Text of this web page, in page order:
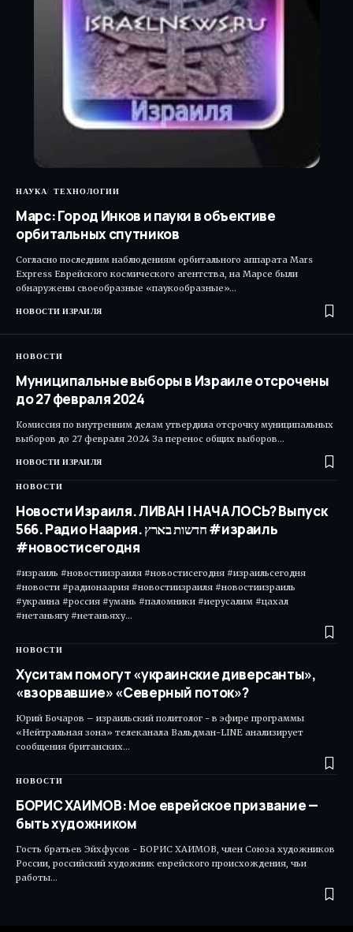
НАУКА ТЕХНОЛОГИИ
Марс: Город Инков и пауки в объективе
орбитальных спутников
Согласно последним наблюдениям орбитального аппарата Mars
Express Еврейского космического агентства, на Марсе были
обнаружены своеобразные «паукообразные»…
НОВОСТИ ИЗРАИЛЯ
НОВОСТИ
Муниципальные выборы в Израиле отсрочены
до 27 февраля 2024
Комиссия по внутренним делам утвердила отсрочку муниципальных
выборов до 27 февраля 2024 За перенос общих выборов…
НОВОСТИ ИЗРАИЛЯ
НОВОСТИ
Новости Израиля. ЛИВАН | НАЧАЛОСЬ? Выпуск
566. Радио Наария. חדשות בארץ #израиль
#новостисегодня
#израиль #новостиизраиля #новостисегодня #израильсегодня
#новости #радионаария #новостиизраиля #новостиизраиль
#украина #россия #умань #паломники #иерусалим #цахал
#нетаньягу #нетаньяху…
НОВОСТИ
Хуситам помогут «украинские диверсанты»,
«взорвавшие» «Северный поток»?
Юрий Бочаров – израильский политолог - в эфире программы
«Нейтральная зона» телеканала Вальдман-LINE анализирует
сообщения британских…
НОВОСТИ
БОРИС ХАИМОВ: Мое еврейское призвание —
быть художником
Гость братьев Эйхфусов - БОРИС ХАИМОВ, член Союза художников
России, российский художник еврейского происхождения, чьи
работы…